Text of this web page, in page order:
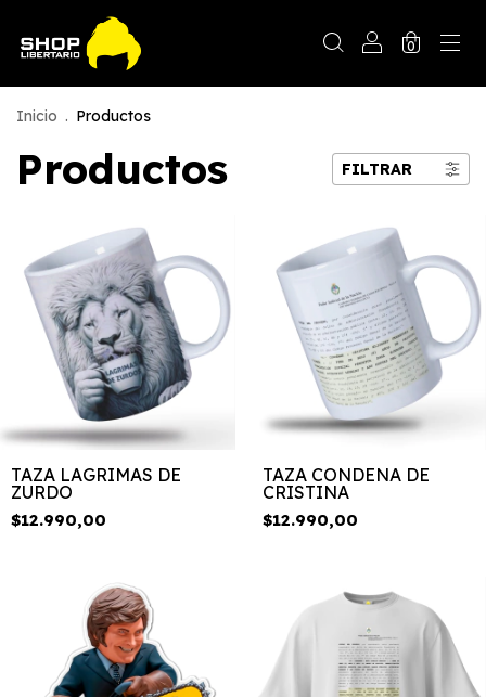
0
Inicio . Productos
Productos FILTRAR
TAZA LAGRIMAS DE
ZURDO
$12.990,00
TAZA CONDENA DE
CRISTINA
$12.990,00